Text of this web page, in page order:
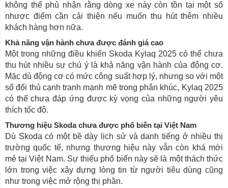
không thể phủ nhận rằng dòng xe này còn tồn tại một số
nhược điểm cần cải thiện nếu muốn thu hút thêm nhiều
khách hàng hơn nữa.
Khả năng vận hành chưa được đánh giá cao
Một trong những điều khiến Skoda Kylaq 2025 có thể chưa
thu hút nhiều sự chú ý là khả năng vận hành của động cơ.
Mặc dù động cơ có mức công suất hợp lý, nhưng so với một
số đối thủ cạnh tranh mạnh mẽ trong phân khúc, Kylaq 2025
có thể chưa đáp ứng được kỳ vọng của những người yêu
thích tốc độ.
Thương hiệu Skoda chưa được phổ biến tại Việt Nam
Dù Skoda có một bề dày lịch sử và danh tiếng ở nhiều thị
trường quốc tế, nhưng thương hiệu này vẫn còn khá mới
mẻ tại Việt Nam. Sự thiếu phổ biến này sẽ là một thách thức
lớn trong việc xây dựng lòng tin từ người tiêu dùng cũng
như trong việc mở rộng thị phần.